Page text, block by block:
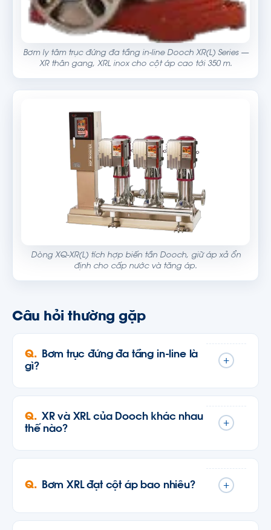
Bơm ly tâm trục đứng đa tầng in-line Dooch XR(L) Series —
XR thân gang, XRL inox cho cột áp cao tới 350 m.
Dòng XQ-XR(L) tích hợp biến tần Dooch, giữ áp xả ổn
định cho cấp nước và tăng áp.
Câu hỏi thường gặp
Bơm trục đứng đa tầng in-line là
gì?
+
XR và XRL của Dooch khác nhau
thế nào?
+
Bơm XRL đạt cột áp bao nhiêu? +